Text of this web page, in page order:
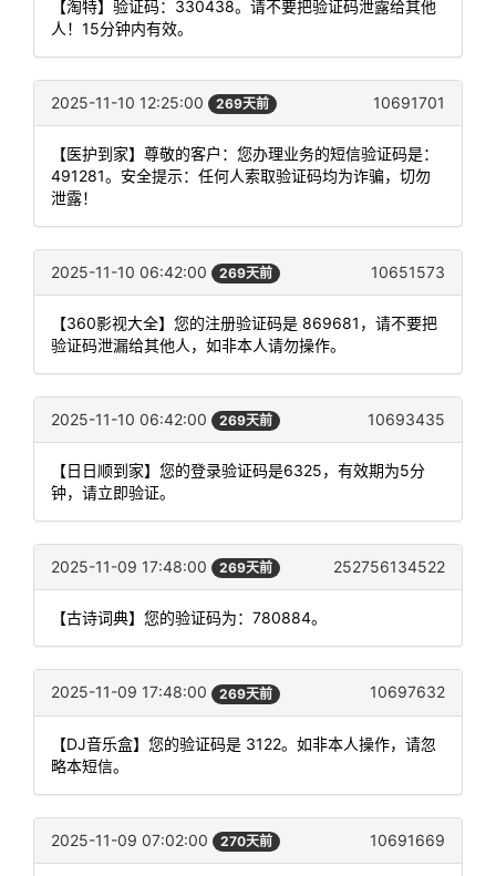
【淘特】验证码：330438。请不要把验证码泄露给其他
人！15分钟内有效。
2025-11-10 12:25:00 269天前 10691701
【医护到家】尊敬的客户：您办理业务的短信验证码是：
491281。安全提示：任何人索取验证码均为诈骗，切勿
泄露！
2025-11-10 06:42:00 269天前 10651573
【360影视大全】您的注册验证码是 869681，请不要把
验证码泄漏给其他人，如非本人请勿操作。
2025-11-10 06:42:00 269天前 10693435
【日日顺到家】您的登录验证码是6325，有效期为5分
钟，请立即验证。
2025-11-09 17:48:00 269天前 252756134522
【古诗词典】您的验证码为：780884。
2025-11-09 17:48:00 269天前 10697632
【DJ音乐盒】您的验证码是 3122。如非本人操作，请忽
略本短信。
2025-11-09 07:02:00 270天前 10691669